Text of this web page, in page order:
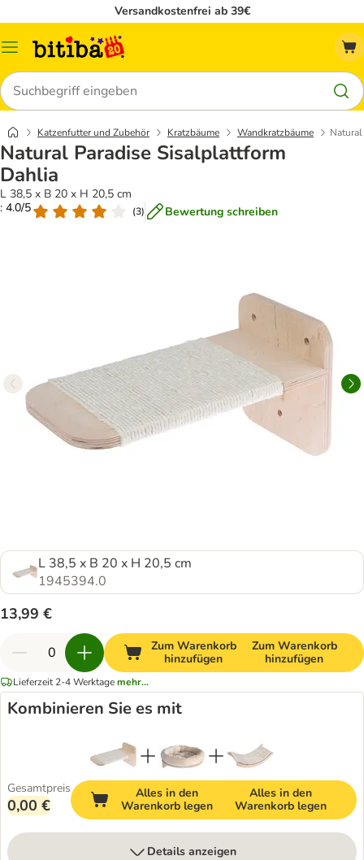
Versandkostenfrei ab 39€
Menü
Suchen
Katzenfutter und Zubehör Kratzbäume Wandkratzbäume
Natural Paradise Sisalplattform
Dahlia
L 38,5 x B 20 x H 20,5 cm
: 4.0/5
(3) Bewertung schreiben
L 38,5 x B 20 x H 20,5 cm
1945394.0
13,99 €
Zum Warenkorb
hinzufügen
Zum Warenkorb
hinzufügen
Lieferzeit 2-4 Werktagemehr...
Kombinieren Sie es mit
Gesamtpreis
0,00 €
Alles in den
Warenkorb legen
Alles in den
Warenkorb legen
Details anzeigen